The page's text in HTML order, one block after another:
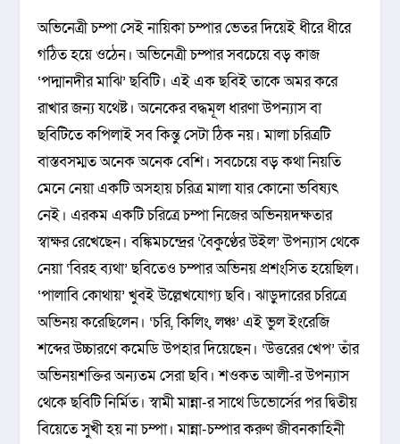
অভিনেত্রী চম্পা সেই নায়িকা চম্পার ভেতর দিয়েই ধীরে ধীরে
গঠিত হয়ে ওঠেন। অভিনেত্রী চম্পার সবচেয়ে বড় কাজ
‘পদ্মানদীর মাঝি’ ছবিটি। এই এক ছবিই তাকে অমর করে
রাখার জন্য যথেষ্ট। অনেকের বদ্ধমূল ধারণা উপন্যাস বা
ছবিটিতে কপিলাই সব কিন্তু সেটা ঠিক নয়। মালা চরিত্রটি
বাস্তবসম্মত অনেক অনেক বেশি। সবচেয়ে বড় কথা নিয়তি
মেনে নেয়া একটি অসহায় চরিত্র মালা যার কোনো ভবিষ্যৎ
নেই। এরকম একটি চরিত্রে চম্পা নিজের অভিনয়দক্ষতার
স্বাক্ষর রেখেছেন। বঙ্কিমচন্দ্রের ‘বৈকুণ্ঠের উইল’ উপন্যাস থেকে
নেয়া ‘বিরহ ব্যথা’ ছবিতেও চম্পার অভিনয় প্রশংসিত হয়েছিল।
‘পালাবি কোথায়’ খুবই উল্লেখযোগ্য ছবি। ঝাড়ুদারের চরিত্রে
অভিনয় করেছিলেন। ‘চরি, কিলিং, লঞ্চ’ এই ভুল ইংরেজি
শব্দের উচ্চারণে কমেডি উপহার দিয়েছেন। ‘উত্তরের খেপ’ তাঁর
অভিনয়শক্তির অন্যতম সেরা ছবি। শওকত আলী-র উপন্যাস
থেকে ছবিটি নির্মিত। স্বামী মান্না-র সাথে ডিভোর্সের পর দ্বিতীয়
বিয়েতে সুখী হয় না চম্পা। মান্না-চম্পার করুণ জীবনকাহিনী